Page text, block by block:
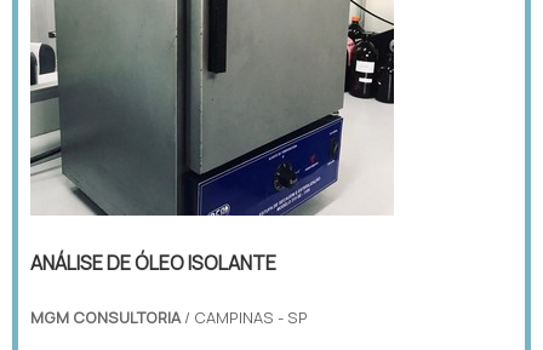
ANÁLISE DE ÓLEO ISOLANTE
MGM CONSULTORIA/ CAMPINAS - SP